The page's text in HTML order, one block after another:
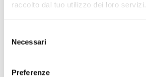
raccolto dal tuo utilizzo dei loro servizi.
delNecessari
Preferenze